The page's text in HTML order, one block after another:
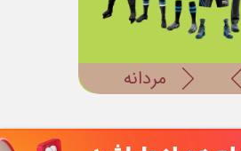
مردانه